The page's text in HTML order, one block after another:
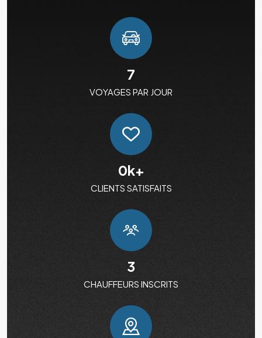
7
VOYAGES PAR JOUR
0k+
CLIENTS SATISFAITS
3
CHAUFFEURS INSCRITS